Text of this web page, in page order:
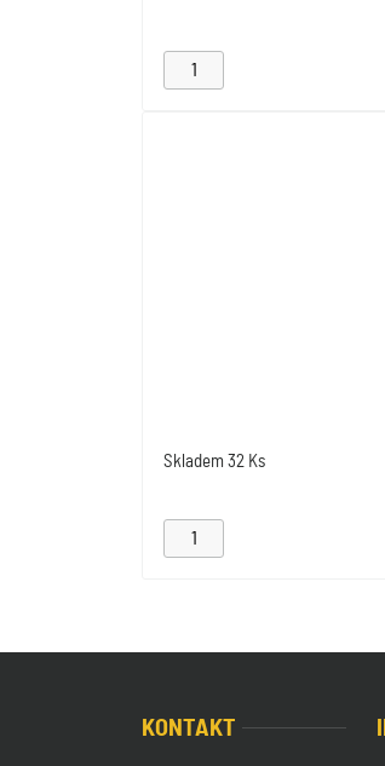
Skladem 32 Ks
KONTAKT